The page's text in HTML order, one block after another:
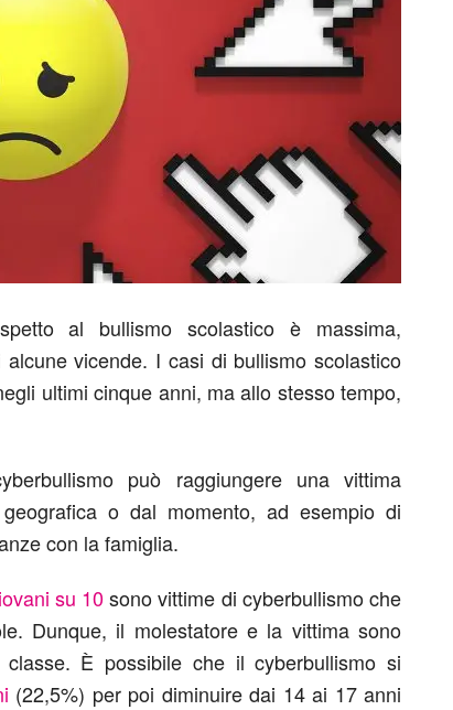
al bullismo scolastico è massima,
vicende. I casi di bullismo scolastico
ultimi cinque anni, ma allo stesso tempo,
può raggiungere una vittima
o dal momento, ad esempio di
con la famiglia.
su 10sono vittime di cyberbullismo che
Dunque, il molestatore e la vittima sono
È possibile che il cyberbullismo si
(22,5%) per poi diminuire dai 14 ai 17 anni